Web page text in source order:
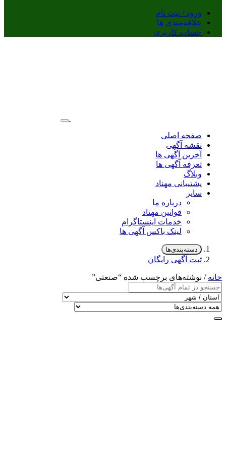
ورود / ثبت نام
علاقه‌مندی ها
حساب کاربری
صفحه اصلی
نقشه آگهی
آخرین آگهی ها
تعرفه آگهی ها
وبلاگ
پشتیبانی مهناد
سایر
درباره ما
قوانین مهناد
خدمات اینستاگرام
لینک باکس آگهی ها
دسته‌بندی‌ها
ثبت آگهی رایگان
خانه / نوشته‌های برچسب شده “صنعتی”